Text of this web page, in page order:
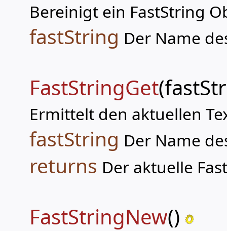
Bereinigt ein FastString
fastString Der Name
FastStringGet
Ermittelt den aktuellen
fastString Der Name
returns Der aktuelle
FastStringNew()